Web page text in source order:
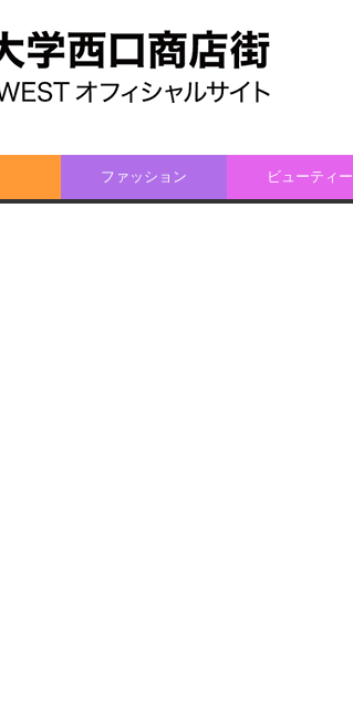
ファッション ビューティー